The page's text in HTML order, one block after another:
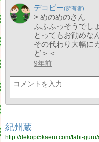
デコピー
> めのめのさん
ふふふっそうでし
とってもお勧めな
その代わり大幅に
ど＞＜
9年前
紀州蔵
http://dekopi5kaeru.com/tabi-